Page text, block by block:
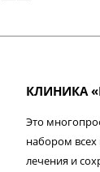
КЛИНИКА
Это
набором
лечения и